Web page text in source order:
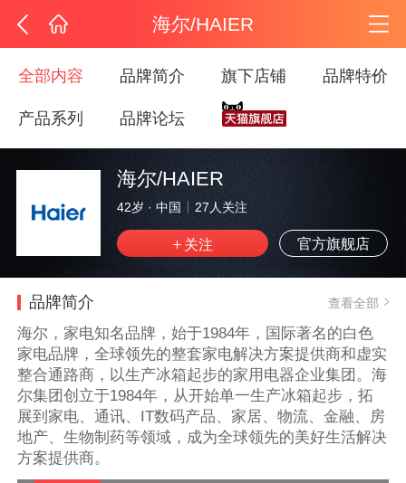
海尔/HAIER
全部内容 品牌简介 旗下店铺 品牌特价
产品系列 品牌论坛
海尔/HAIER
42岁 · 中国 27 人关注
官方旗舰店
品牌简介 查看全部
海尔，家电知名品牌，始于1984年，国际著名的白色
家电品牌，全球领先的整套家电解决方案提供商和虚实
整合通路商，以生产冰箱起步的家用电器企业集团。海
尔集团创立于1984年，从开始单一生产冰箱起步，拓
展到家电、通讯、IT数码产品、家居、物流、金融、房
地产、生物制药等领域，成为全球领先的美好生活解决
方案提供商。